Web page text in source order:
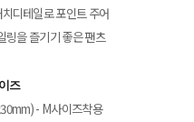
디테일로 포인트 주어
링을 즐기기 좋은 팬츠
즈
- M사이즈착용